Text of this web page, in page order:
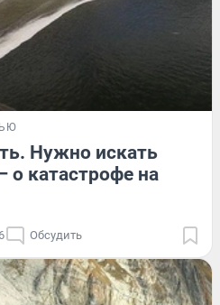
Нужно искать
о катастрофе на
Обсудить